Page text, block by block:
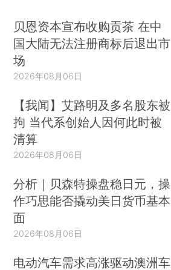
贝恩资本宣布收购贡茶 在中
国大陆无法注册商标后退出市
场
2026年08月06日
【我闻】艾路明及多名股东被
拘 当代系创始人因何此时被
清算
2026年08月06日
分析｜贝森特操盘稳日元，操
作巧思能否撬动美日货币基本
面
2026年08月06日
电动汽车需求高涨驱动澳洲车